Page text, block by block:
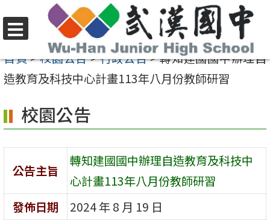
至
要
容
區
選
單
首頁>校園公告>行政公告>轉知建國國中辦理自
造教育及科技中心計畫113年八月份教師研習
校園公告
公告主旨
轉知建國國中辦理自造教育及科技中
心計畫113年八月份教師研習
發佈日期
2024 年 8 月 19 日